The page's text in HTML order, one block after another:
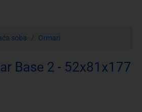
soba Ormari
Base 2 - 52x81x177